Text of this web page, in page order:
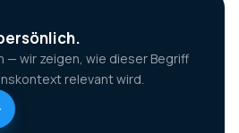
— wir zeigen, wie dieser Begriff
relevant wird.